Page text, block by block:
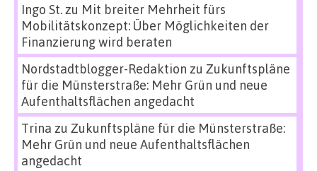
Ingo St.zu Mit breiter Mehrheit fürs
Mobilitätskonzept: Über Möglichkeiten der
Finanzierung wird beraten
Nordstadtblogger-Redaktion zu Zukunftspläne
für die Münsterstraße: Mehr Grün und neue
Aufenthaltsflächen angedacht
Trina zu Zukunftspläne für die Münsterstraße:
Mehr Grün und neue Aufenthaltsflächen
angedacht